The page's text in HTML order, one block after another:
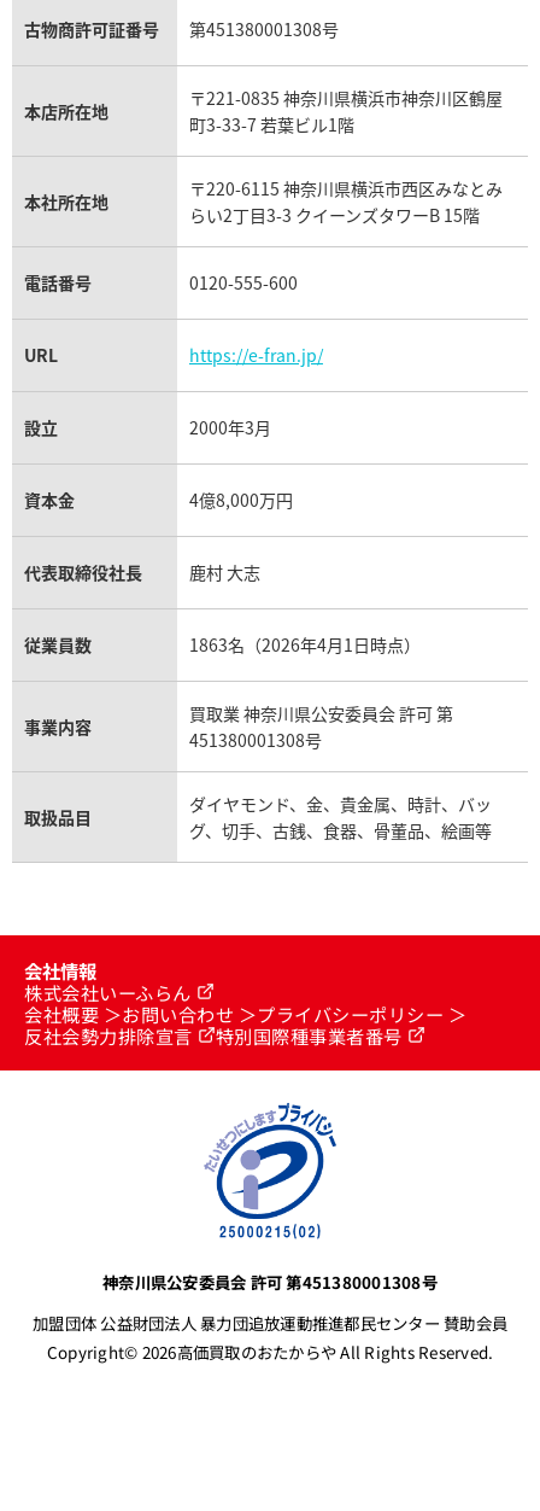
アクアマリン買取
オメガ買取
カルティエ買取
フランク ミュラー買取
リシャール・ミル買取
パネライ買取
チューダー（チュードル）買取
プラダ買取
モーブッサン買取
古物商許可証番号 第451380001308号
本店所在地
〒221-0835 神奈川県横浜市神奈川区鶴屋
町3-33-7 若葉ビル1階
本社所在地
〒220-6115 神奈川県横浜市西区みなとみ
らい2丁目3-3 クイーンズタワーB 15階
電話番号 0120-555-600
URL https://e-fran.jp/
設立 2000年3月
資本金 4億8,000万円
代表取締役社長 鹿村 大志
従業員数 1863名（2026年4月1日時点）
事業内容
買取業 神奈川県公安委員会 許可 第
451380001308号
取扱品目
ダイヤモンド、金、貴金属、時計、バッ
グ、切手、古銭、食器、骨董品、絵画等
会社情報
株式会社いーふらん
会社概要
お問い合わせ
プライバシーポリシー
反社会勢力排除宣言
特別国際種事業者番号
神奈川県公安委員会 許可 第451380001308号
加盟団体 公益財団法人 暴力団追放運動推進都民センター 賛助会員
Copyright© 2026高価買取のおたからや All Rights Reserved.